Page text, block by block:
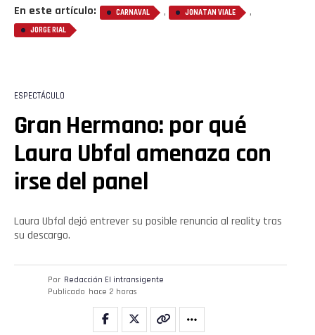
En este artículo: CARNAVAL , JONATAN VIALE ,
JORGE RIAL
ESPECTÁCULO
Gran Hermano: por qué
Laura Ubfal amenaza con
irse del panel
Laura Ubfal dejó entrever su posible renuncia al reality tras
su descargo.
Por Redacción El intransigente
Publicado hace 2 horas
Email